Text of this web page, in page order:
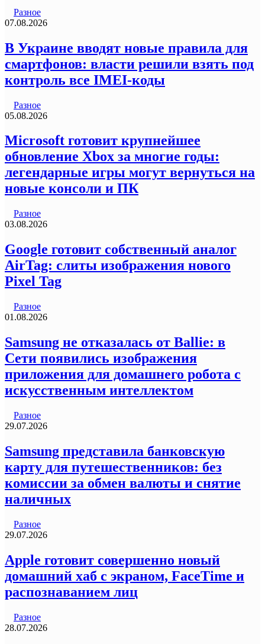
Разное
07.08.2026
В Украине вводят новые правила для
смартфонов: власти решили взять под
контроль все IMEI-коды
Разное
05.08.2026
Microsoft готовит крупнейшее
обновление Xbox за многие годы:
легендарные игры могут вернуться на
новые консоли и ПК
Разное
03.08.2026
Google готовит собственный аналог
AirTag: слиты изображения нового
Pixel Tag
Разное
01.08.2026
Samsung не отказалась от Ballie: в
Сети появились изображения
приложения для домашнего робота с
искусственным интеллектом
Разное
29.07.2026
Samsung представила банковскую
карту для путешественников: без
комиссии за обмен валюты и снятие
наличных
Разное
29.07.2026
Apple готовит совершенно новый
домашний хаб с экраном, FaceTime и
распознаванием лиц
Разное
28.07.2026